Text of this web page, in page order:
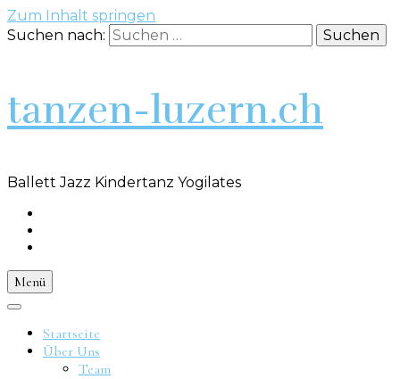
Zum Inhalt springen
Suchen nach:
tanzen-luzern.ch
Ballett Jazz Kindertanz Yogilates
Menü
Startseite
Über Uns
Team